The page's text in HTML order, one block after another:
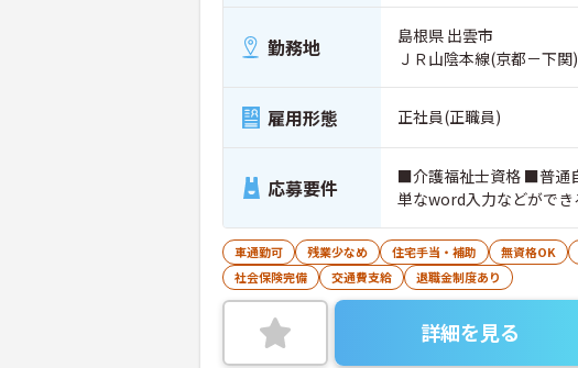
勤務地
島根県 出雲市
ＪＲ山陰本線(京都－下関)
雇用形態 正社員(正職員)
応募要件
■介護福祉士資格 ■普通
単なword入力などができ
車通勤可 残業少なめ 住宅手当・補助 無資格OK
社会保険完備
交通費支給 退職金制度あり
詳細を見る